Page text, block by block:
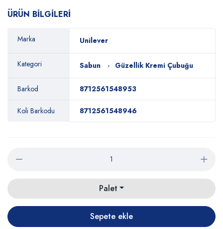
ÜRÜN BİLGİLERİ
Marka Unilever
Kategori Sabun Güzellik Kremi Çubuğu
Barkod 8712561548953
Koli Barkodu 8712561548946
Palet
Sepete ekle